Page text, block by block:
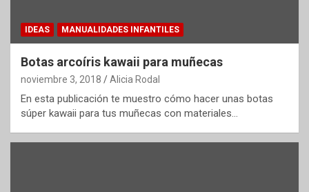
IDEAS MANUALIDADES INFANTILES
Botas arcoíris kawaii para muñecas
noviembre 3, 2018 Alicia Rodal
En esta publicación te muestro cómo hacer unas botas
súper kawaii para tus muñecas con materiales…